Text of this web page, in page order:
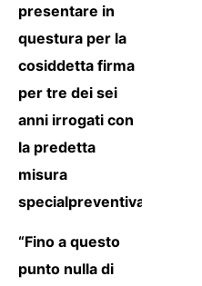
presentare in
questura per la
cosiddetta firma
per tre dei sei
anni irrogati con
la predetta
misura
specialpreventiva”.
“Fino a questo
punto nulla di